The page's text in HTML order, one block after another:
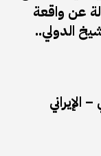
عن واقعة
الدولي..
الإيراني